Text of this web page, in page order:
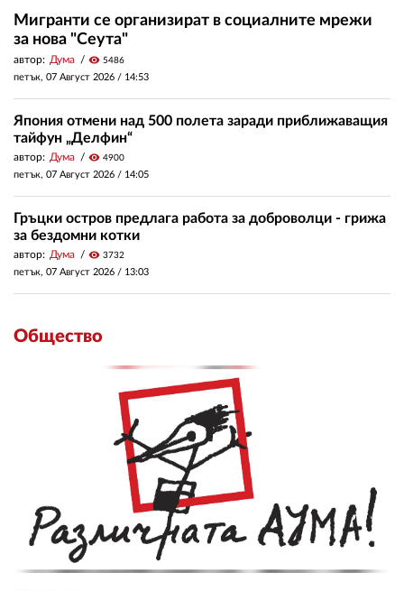
Мигранти се организират в социалните мрежи
за нова "Сеута"
автор: Дума visibility 5486
петък, 07 Август 2026 / 14:53
Япония отмени над 500 полета заради приближаващия
тайфун „Делфин“
автор: Дума visibility 4900
петък, 07 Август 2026 / 14:05
Гръцки остров предлага работа за доброволци - грижа
за бездомни котки
автор: Дума visibility 3732
петък, 07 Август 2026 / 13:03
Общество